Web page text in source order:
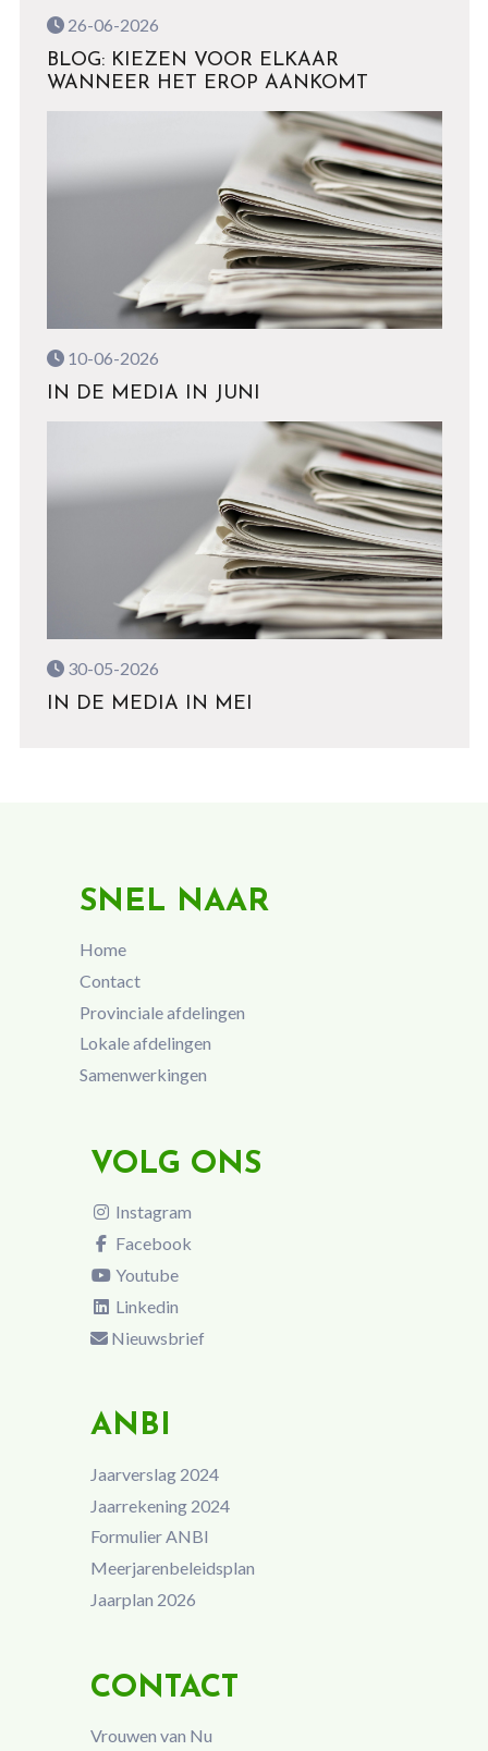
26-06-2026
BLOG: KIEZEN VOOR ELKAAR
WANNEER HET EROP AANKOMT
10-06-2026
IN DE MEDIA IN JUNI
30-05-2026
IN DE MEDIA IN MEI
SNEL NAAR
Home
Contact
Provinciale afdelingen
Lokale afdelingen
Samenwerkingen
VOLG ONS
Instagram
Facebook
Youtube
Linkedin
Nieuwsbrief
ANBI
Jaarverslag 2024
Jaarrekening 2024
Formulier ANBI
Meerjarenbeleidsplan
Jaarplan 2026
CONTACT
Vrouwen van Nu